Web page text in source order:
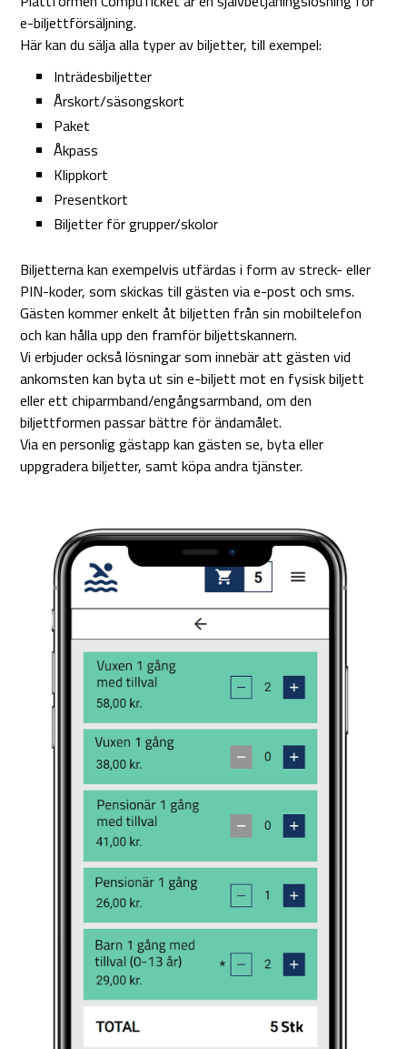
e-biljettförsäljning.
Här kan du sälja alla typer av biljetter, till exempel:
Inträdesbiljetter
Årskort/säsongskort
Paket
Åkpass
Klippkort
Presentkort
Biljetter för grupper/skolor
Biljetterna kan exempelvis utfärdas i form av streck- eller
PIN-koder, som skickas till gästen via e-post och sms.
Gästen kommer enkelt åt biljetten från sin mobiltelefon
och kan hålla upp den framför biljettskannern.
Vi erbjuder också lösningar som innebär att gästen vid
ankomsten kan byta ut sin e-biljett mot en fysisk biljett
eller ett chiparmband/engångsarmband, om den
biljettformen passar bättre för ändamålet.
Via en personlig gästapp kan gästen se, byta eller
uppgradera biljetter, samt köpa andra tjänster.